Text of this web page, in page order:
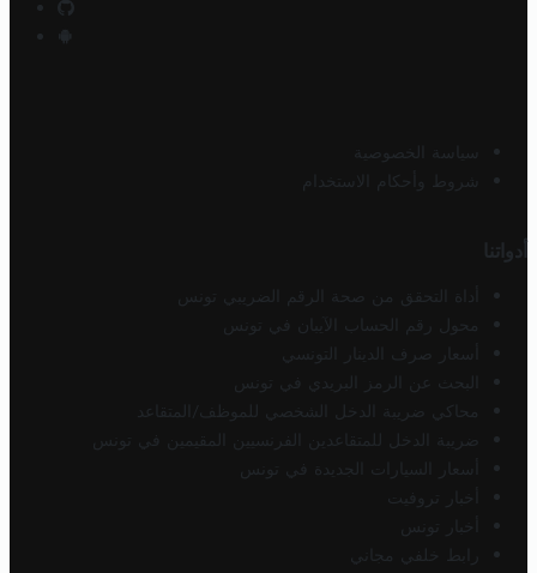
سياسة الخصوصية
شروط وأحكام الاستخدام
أدواتنا
أداة التحقق من صحة الرقم الضريبي تونس
محول رقم الحساب الآيبان في تونس
أسعار صرف الدينار التونسي
البحث عن الرمز البريدي في تونس
محاكي ضريبة الدخل الشخصي للموظف/المتقاعد
ضريبة الدخل للمتقاعدين الفرنسيين المقيمين في تونس
أسعار السيارات الجديدة في تونس
أخبار تروفيت
أخبار تونس
رابط خلفي مجاني